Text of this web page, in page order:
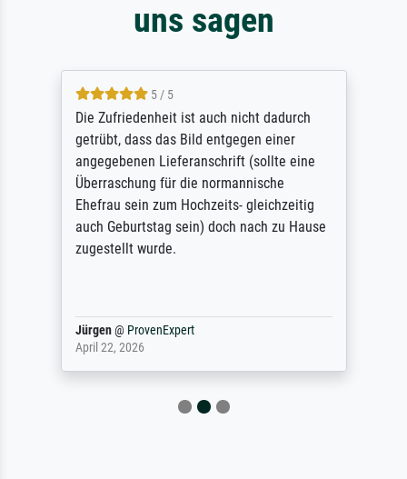
uns sagen
5 / 5
Die Zufriedenheit ist auch nicht dadurch
getrübt, dass das Bild entgegen einer
angegebenen Lieferanschrift (sollte eine
Überraschung für die normannische
Ehefrau sein zum Hochzeits- gleichzeitig
auch Geburtstag sein) doch nach zu Hause
zugestellt wurde.
Jürgen@ ProvenExpert
April 22, 2026